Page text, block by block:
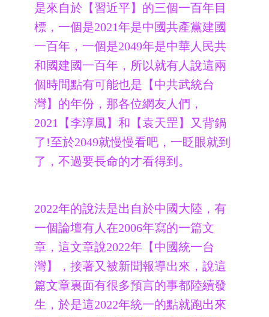
是來自於【習近平】的三個一百年目
標，一個是2021年是中國共產黨建國
一百年，一個是2049年是中華人民共
和國建國一百年，所以就有人說這兩
個時間點有可能也是【中共武統台
灣】的年份，那各位網友人們，
2021【李淳風】和【袁天罡】又背鍋
了!至於2049就慢慢看吧，一眨眼就到
了，不過要長命的才看得到。
2022年的說法是出自於中國大陸，有
一個論壇有人在2006年寫的一篇文
章，這文章說2022年【中國統一台
灣】，接著又被新聞報導出來，說這
篇文章裏面有很多預言的事都陸續發
生，於是這2022年統一的點就跑出來